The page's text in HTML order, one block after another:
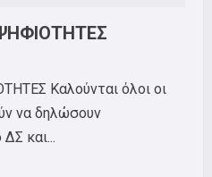
Καλούνται όλοι οι
να δηλώσουν
και...